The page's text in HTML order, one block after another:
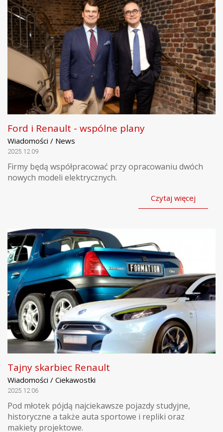
Ford i Renault - wspólne plany
Wiadomości / News
2025.12.09
Firmy będą współpracować przy opracowaniu dwóch
nowych modeli elektrycznych.
Czytaj więcej
Tajny skarbiec Renault
Wiadomości / Ciekawostki
2025.12.06
Pod młotek pójdą najciekawsze pojazdy studyjne,
historyczne a także auta sportowe i repliki oraz
makiety projektowe.